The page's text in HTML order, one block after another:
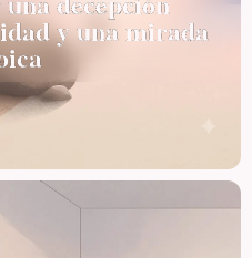
y una mirada